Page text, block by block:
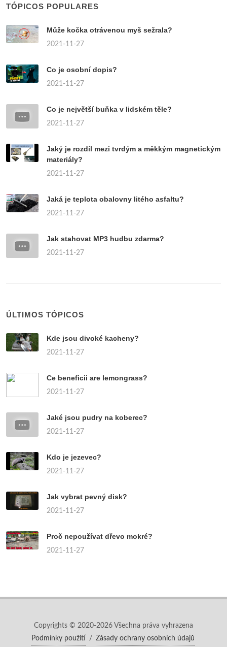
TÓPICOS POPULARES
Může kočka otrávenou myš sežrala?
2021-11-27
Co je osobní dopis?
2021-11-27
Co je největší buňka v lidském těle?
2021-11-27
Jaký je rozdíl mezi tvrdým a měkkým magnetickým
materiály?
2021-11-27
Jaká je teplota obalovny litého asfaltu?
2021-11-27
Jak stahovat MP3 hudbu zdarma?
2021-11-27
ÚLTIMOS TÓPICOS
Kde jsou divoké kacheny?
2021-11-27
Ce beneficii are lemongrass?
2021-11-27
Jaké jsou pudry na koberec?
2021-11-27
Kdo je jezevec?
2021-11-27
Jak vybrat pevný disk?
2021-11-27
Proč nepoužívat dřevo mokré?
2021-11-27
Copyrights © 2020-2026 Všechna práva vyhrazena
Podmínky použití
/ Zásady ochrany osobních údajů